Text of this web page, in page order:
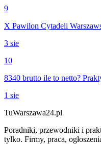
9
X Pawilon Cytadeli
3 sie
10
8340 brutto ile to netto?
1 sie
TuWarszawa24.pl
Poradniki, przewodniki i
tylko. Firmy, praca,